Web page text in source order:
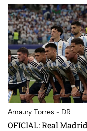
Amaury Torres - DR
OFICIAL: Real Madrid